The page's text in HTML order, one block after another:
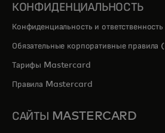
КОНФИДЕНЦИАЛЬНОСТЬ
Конфиденциальность и
Обязательные корпоративные правила
Тарифы Mastercard
Правила Mastercard
САЙТЫ MASTERCARD